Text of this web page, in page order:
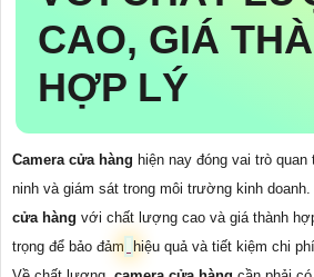
CAO, GIÁ
HỢP LÝ
Camera cửa hàng hiện nay đóng vai trò
ninh và giám sát trong môi trường kinh
cửa hàng với chất lượng cao và giá thành
trọng để bảo đảm
hiệu quả và tiết kiệm chi